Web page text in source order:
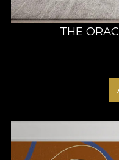
THE